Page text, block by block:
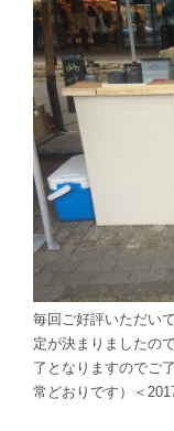
毎回ご好評いただい
定が決まりましたの
了となりますのでご
常どおりです）＜